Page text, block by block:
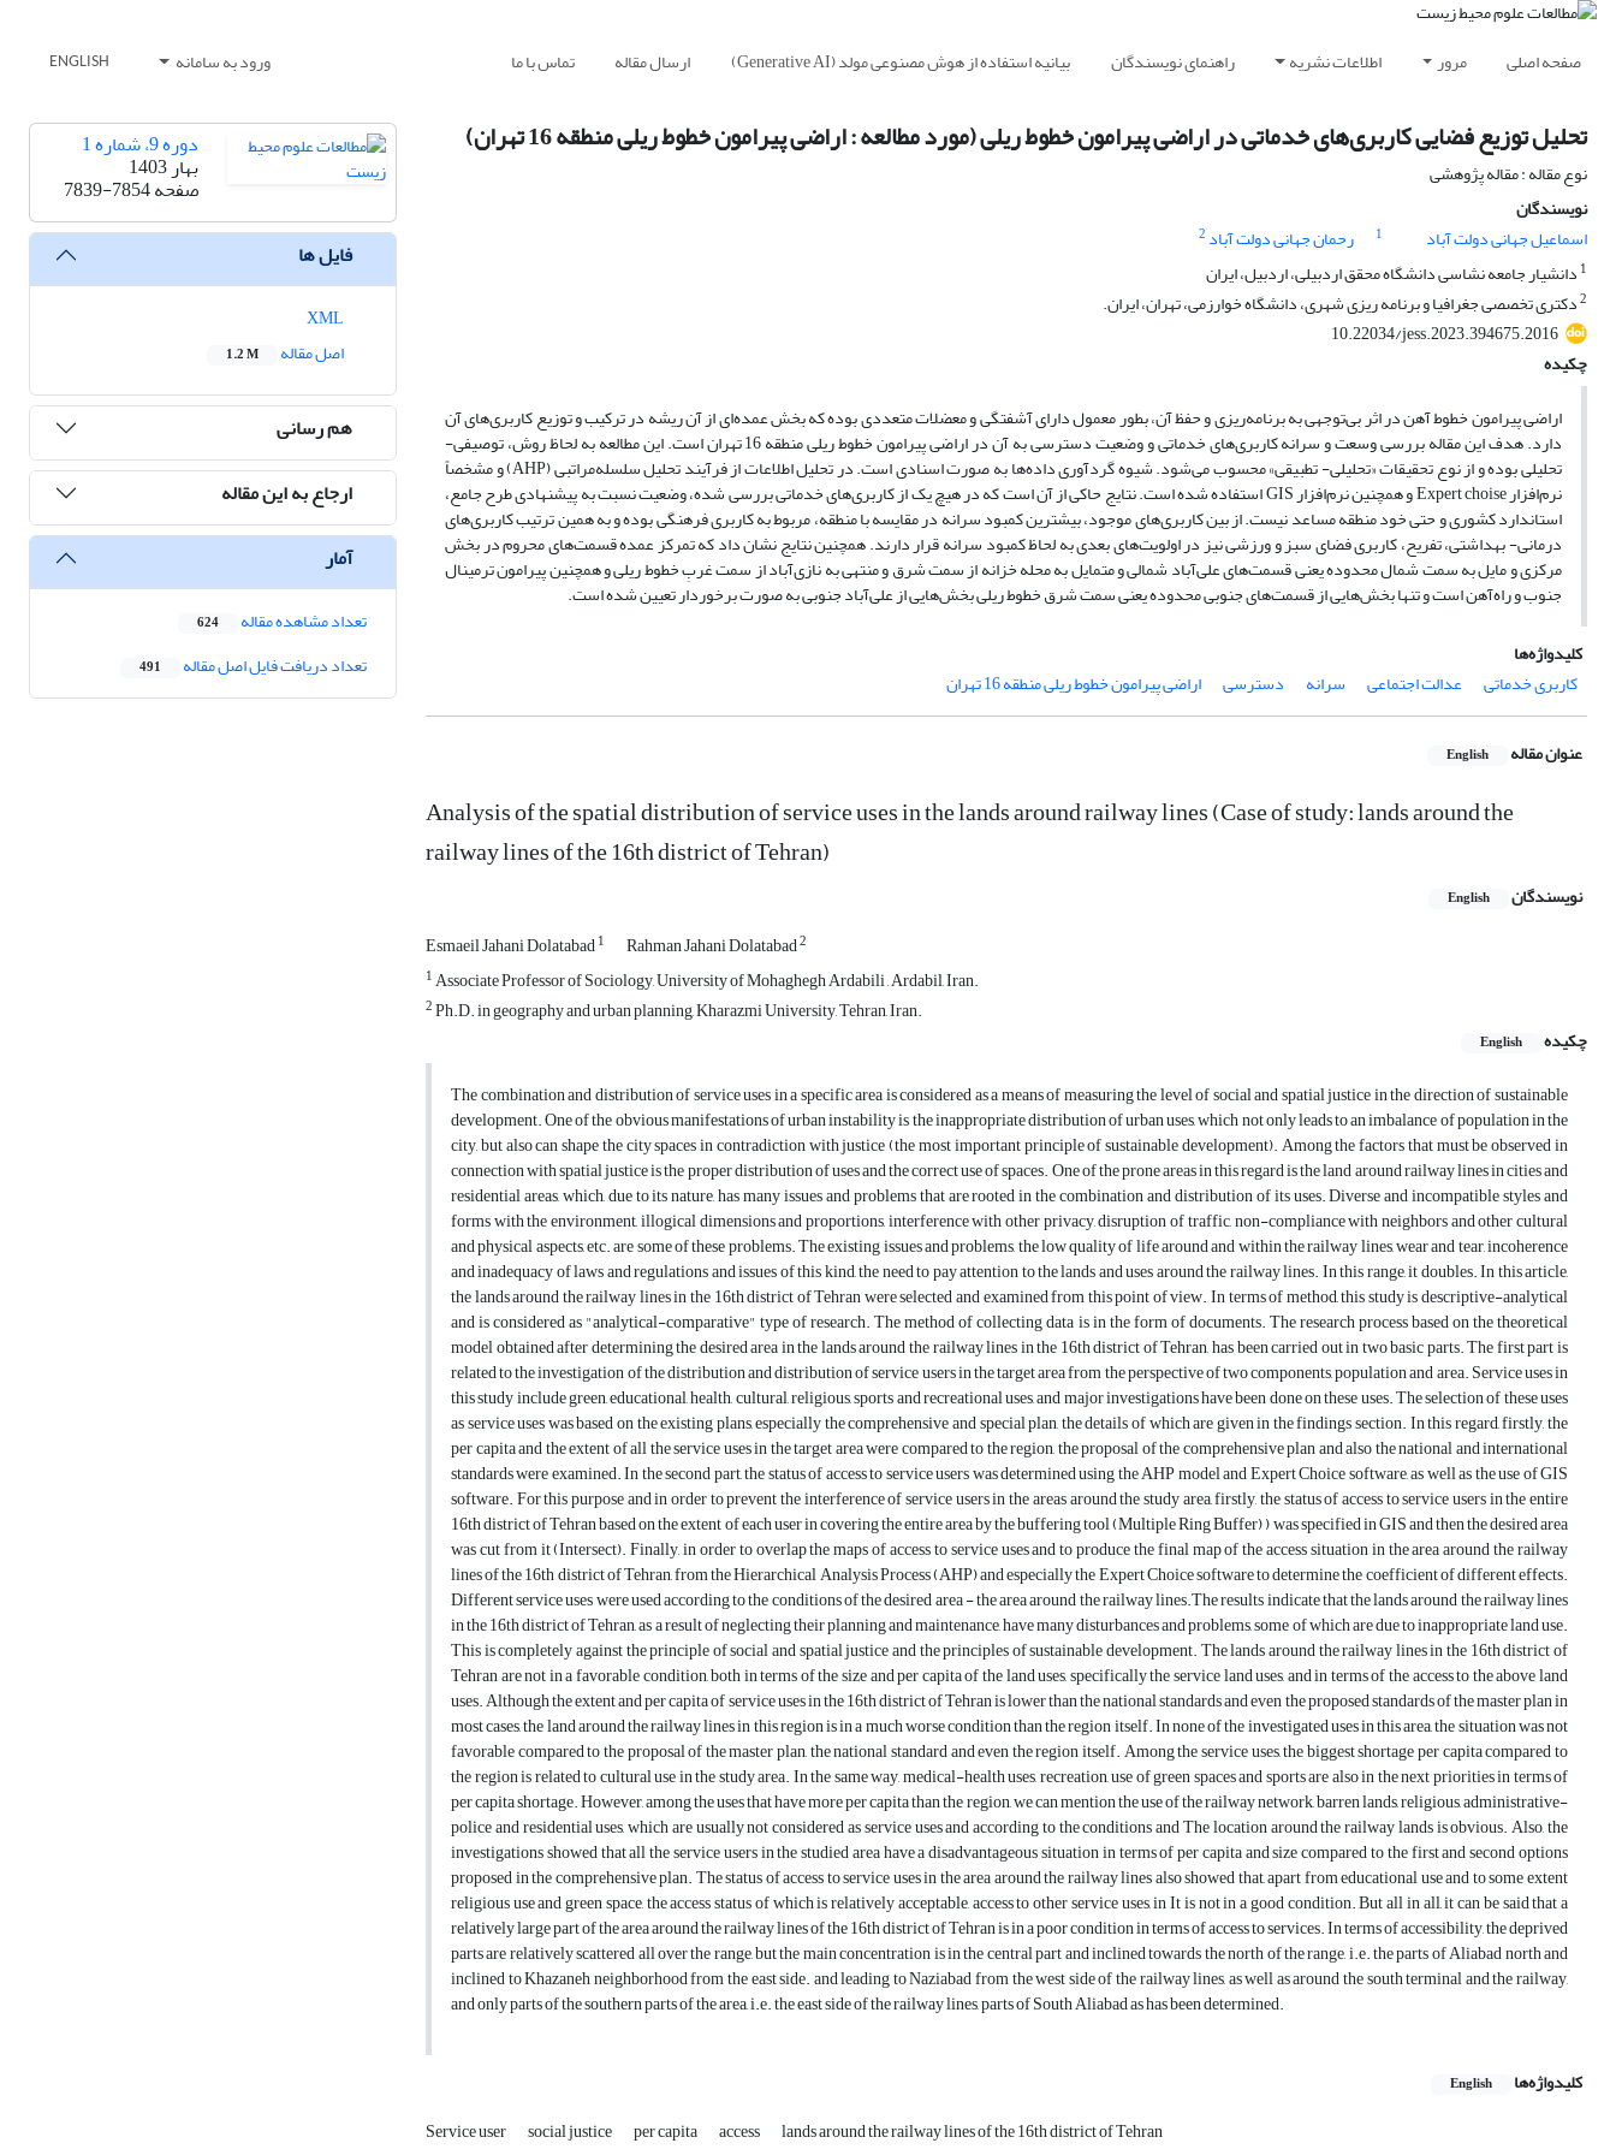
صفحه اصلی مرور اطلاعات نشریه راهنمای نویسندگان بیانیه استفاده از هوش مصنوعی مولد (Generative AI) ارسال مقاله تماس با ما ورود به سامانه ENGLISH
تحلیل توزیع فضایی کاربری‌های خدماتی در اراضی پیرامون خطوط ریلی (مورد مطالعه : اراضی پیرامون خطوط ریلی منطقه 16 تهران)
نوع مقاله : مقاله پژوهشی
نویسندگان
اسماعیل جهانی دولت آباد
1 رحمان جهانی دولت آباد 2
1 دانشیار جامعه نشاسی دانشگاه محقق اردبیلی، اردبیل، ایران
2دکتری تخصصی جغرافیا و برنامه ریزی شهری، دانشگاه خوارزمی، تهران، ایران.
10.22034/jess.2023.394675.2016
چکیده
اراضی پیرامون خطوط آهن در اثر بی‌توجهی به برنامه‌ریزی و حفظ آن، بطور معمول دارای آشفتگی و معضلات متعددی بوده که بخش عمده‌ای از آن ریشه در ترکیب و توزیع کاربری‌های آن
دارد. هدف این مقاله بررسی وسعت و سرانه کاربری‌های خدماتی و وضعیت دسترسی به آن در اراضی پیرامون خطوط ریلی منطقه 16 تهران است. این مطالعه به لحاظ روش، توصیفی-
تحلیلی بوده و از نوع تحقیقات «تحلیلی- تطبیقی» محسوب می‌شود. شیوه گردآوری داده‌ها به صورت اسنادی است. در تحلیل اطلاعات از فرآیند تحلیل سلسله‌مراتبی (AHP) و مشخصاً
نرم‌افزار Expert choise و همچنین نرم‌افزار GIS استفاده شده است. نتایج حاکی از آن است که در هیچ یک از کاربری‌های خدماتی بررسی شده، وضعیت نسبت به پیشنهادی طرح جامع،
استاندارد کشوری و حتی خود منطقه مساعد نیست. از بین کاربری‌های موجود، بیشترین کمبود سرانه در مقایسه با منطقه، مربوط به کاربری فرهنگی بوده و به همین ترتیب کاربری‌های
درمانی- بهداشتی، تفریح، کاربری فضای سبز و ورزشی نیز در اولویت‌های بعدی به لحاظ کمبود سرانه قرار دارند. همچنین نتایج نشان داد که تمرکز عمده قسمت‌های محروم در بخش
مرکزی و مایل به سمت شمال محدوده یعنی قسمت‌های علی‌آباد شمالی و متمایل به محله خزانه از سمت شرق و منتهی به نازی‌آباد از سمت غربِ خطوط ریلی و همچنین پیرامون ترمینال
جنوب و راه‌آهن است و تنها بخش‌هایی از قسمت‌های جنوبی محدوده یعنی سمت شرق خطوط ریلی بخش‌هایی از علی‌آباد جنوبی به صورت برخوردار تعیین شده است.
کلیدواژه‌ها
کاربری خدماتی
عدالت اجتماعی سرانه دسترسی اراضی پیرامون خطوط ریلی منطقه 16 تهران
عنوان مقاله English
Analysis of the spatial distribution of service uses in the lands around railway lines (Case of study: lands around the
railway lines of the 16th district of Tehran)
نویسندگان English
Esmaeil Jahani Dolatabad1 Rahman Jahani Dolatabad2
1Associate Professor of Sociology, University of Mohaghegh Ardabili , Ardabil, Iran.
2Ph.D. in geography and urban planning, Kharazmi University, Tehran, Iran.
چکیده
English
The combination and distribution of service uses in a specific area is considered as a means of measuring the level of social and spatial justice in the direction of sustainable
development. One of the obvious manifestations of urban instability is the inappropriate distribution of urban uses, which not only leads to an imbalance of population in the
city, but also can shape the city spaces in contradiction with justice (the most important principle of sustainable development). Among the factors that must be observed in
connection with spatial justice is the proper distribution of uses and the correct use of spaces. One of the prone areas in this regard is the land around railway lines in cities and
residential areas, which, due to its nature, has many issues and problems that are rooted in the combination and distribution of its uses. Diverse and incompatible styles and
forms with the environment, illogical dimensions and proportions, interference with other privacy, disruption of traffic, non-compliance with neighbors and other cultural
and physical aspects, etc. are some of these problems. The existing issues and problems, the low quality of life around and within the railway lines, wear and tear, incoherence
and inadequacy of laws and regulations and issues of this kind, the need to pay attention to the lands and uses around the railway lines. In this range, it doubles. In this article,
the lands around the railway lines in the 16th district of Tehran were selected and examined from this point of view. In terms of method, this study is descriptive-analytical
and is considered as "analytical-comparative" type of research. The method of collecting data is in the form of documents. The research process based on the theoretical
model obtained after determining the desired area in the lands around the railway lines in the 16th district of Tehran, has been carried out in two basic parts. The first part is
related to the investigation of the distribution and distribution of service users in the target area from the perspective of two components, population and area. Service uses in
this study include green, educational, health, cultural, religious, sports and recreational uses, and major investigations have been done on these uses. The selection of these uses
as service uses was based on the existing plans, especially the comprehensive and special plan, the details of which are given in the findings section. In this regard, firstly, the
per capita and the extent of all the service uses in the target area were compared to the region, the proposal of the comprehensive plan and also the national and international
standards were examined. In the second part, the status of access to service users was determined using the AHP model and Expert Choice software, as well as the use of GIS
software. For this purpose and in order to prevent the interference of service users in the areas around the study area, firstly, the status of access to service users in the entire
16th district of Tehran based on the extent of each user in covering the entire area by the buffering tool (Multiple Ring Buffer) ) was specified in GIS and then the desired area
was cut from it (Intersect). Finally, in order to overlap the maps of access to service uses and to produce the final map of the access situation in the area around the railway
lines of the 16th district of Tehran, from the Hierarchical Analysis Process (AHP) and especially the Expert Choice software to determine the coefficient of different effects.
Different service uses were used according to the conditions of the desired area - the area around the railway lines.The results indicate that the lands around the railway lines
in the 16th district of Tehran, as a result of neglecting their planning and maintenance, have many disturbances and problems, some of which are due to inappropriate land use.
This is completely against the principle of social and spatial justice and the principles of sustainable development. The lands around the railway lines in the 16th district of
Tehran are not in a favorable condition, both in terms of the size and per capita of the land uses, specifically the service land uses, and in terms of the access to the above land
uses. Although the extent and per capita of service uses in the 16th district of Tehran is lower than the national standards and even the proposed standards of the master plan in
most cases, the land around the railway lines in this region is in a much worse condition than the region itself. In none of the investigated uses in this area, the situation was not
favorable compared to the proposal of the master plan, the national standard and even the region itself. Among the service uses, the biggest shortage per capita compared to
the region is related to cultural use in the study area. In the same way, medical-health uses, recreation, use of green spaces and sports are also in the next priorities in terms of
per capita shortage. However, among the uses that have more per capita than the region, we can mention the use of the railway network, barren lands, religious, administrative-
police and residential uses, which are usually not considered as service uses and according to the conditions and The location around the railway lands is obvious. Also, the
investigations showed that all the service users in the studied area have a disadvantageous situation in terms of per capita and size compared to the first and second options
proposed in the comprehensive plan. The status of access to service uses in the area around the railway lines also showed that, apart from educational use and to some extent
religious use and green space, the access status of which is relatively acceptable, access to other service uses, in It is not in a good condition. But all in all, it can be said that a
relatively large part of the area around the railway lines of the 16th district of Tehran is in a poor condition in terms of access to services. In terms of accessibility, the deprived
parts are relatively scattered all over the range, but the main concentration is in the central part and inclined towards the north of the range, i.e. the parts of Aliabad north and
inclined to Khazaneh neighborhood from the east side. and leading to Naziabad from the west side of the railway lines, as well as around the south terminal and the railway,
and only parts of the southern parts of the area, i.e. the east side of the railway lines, parts of South Aliabad as has been determined.
کلیدواژه‌ها English
Service user social justice per capita access lands around the railway lines of the 16th district of Tehran
دوره 9، شماره 1
بهار 1403
صفحه7839-7854
فایل ها
اصل مقاله
1.2 M
هم رسانی
ارجاع به این مقاله
آمار
تعداد مشاهده مقاله 624
تعداد دریافت فایل اصل مقاله 491